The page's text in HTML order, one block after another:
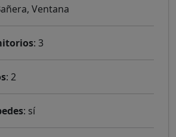
Ventana
: 3
: 2
: sí